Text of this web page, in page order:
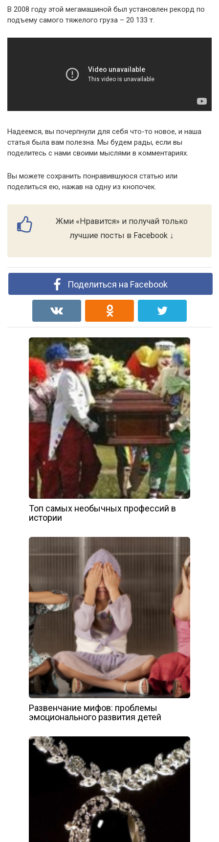
В 2008 году этой мегамашиной был установлен рекорд по
подъему самого тяжелого груза – 20 133 т.
Надеемся, вы почерпнули для себя что-то новое, и наша
статья была вам полезна. Мы будем рады, если вы
поделитесь с нами своими мыслями в комментариях.
Вы можете сохранить понравившуюся статью или
поделиться ею, нажав на одну из кнопочек.
Жми «Нравится» и получай только
лучшие посты в Facebook ↓
Поделиться на Facebook
Топ самых необычных профессий в
истории
Развенчание мифов: проблемы
эмоционального развития детей